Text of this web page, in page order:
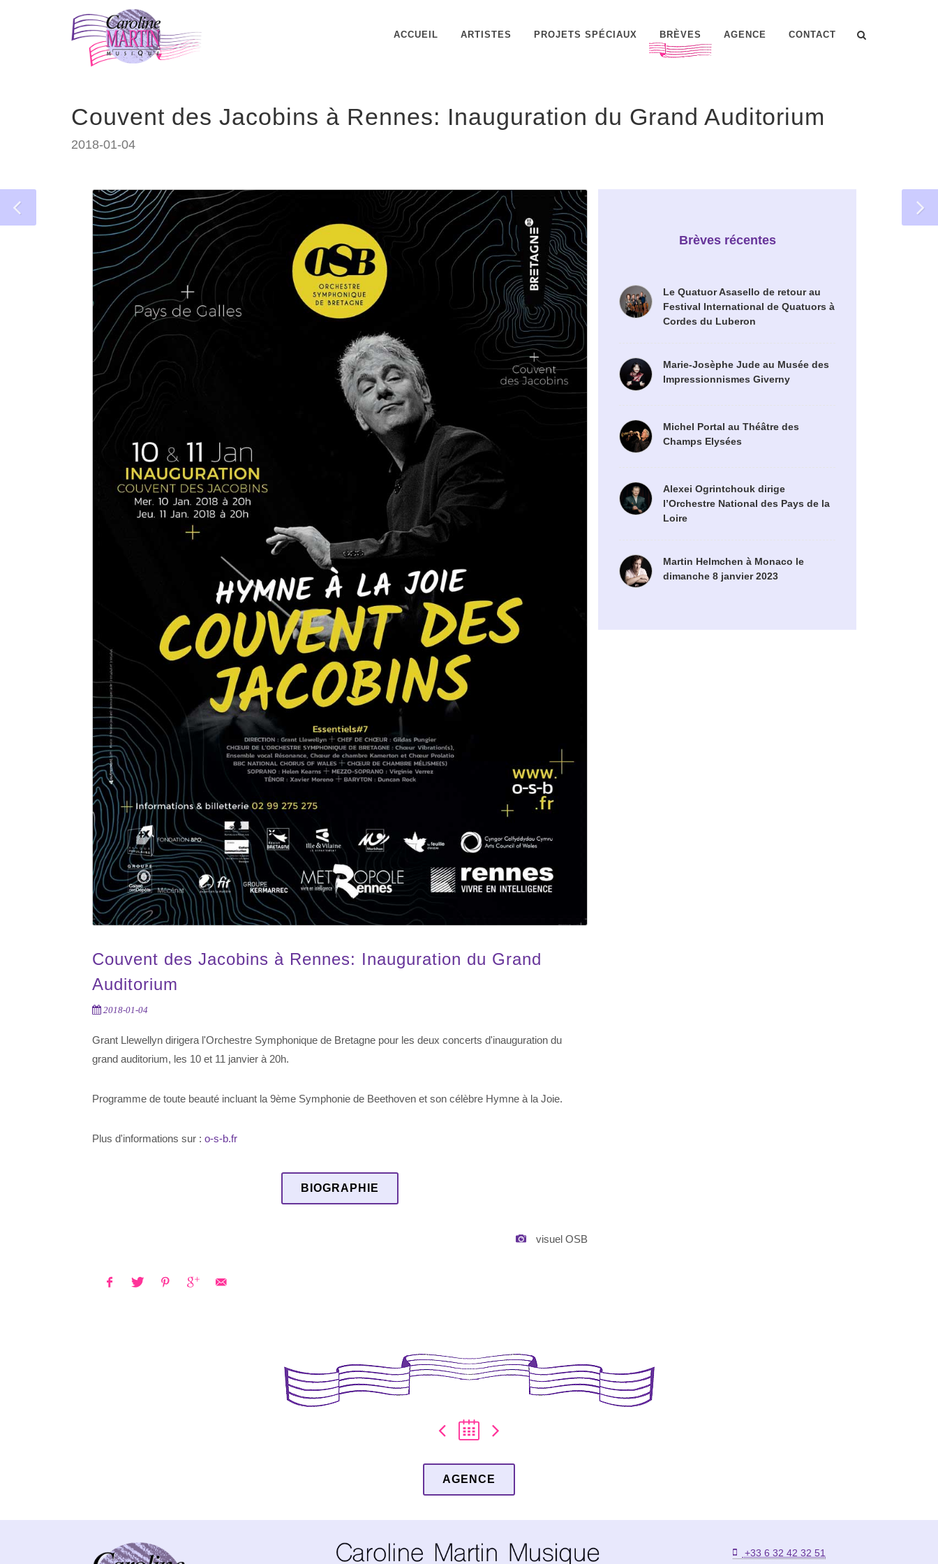
ACCUEIL ARTISTES PROJETS SPÉCIAUX BRÈVES AGENCE CONTACT
Couvent des Jacobins à Rennes: Inauguration du Grand Auditorium
2018-01-04
Couvent des Jacobins à Rennes: Inauguration du Grand
Auditorium
2018-01-04
Grant Llewellyn dirigera l'Orchestre Symphonique de Bretagne pour les deux concerts d'inauguration du
grand auditorium, les 10 et 11 janvier à 20h.
Programme de toute beauté incluant la 9ème Symphonie de Beethoven et son célèbre Hymne à la Joie.
Plus d'informations sur : o-s-b.fr
BIOGRAPHIE
visuel OSB
Brèves récentes
Le Quatuor Asasello de retour au
Festival International de Quatuors à
Cordes du Luberon
Marie-Josèphe Jude au Musée des
Impressionnismes Giverny
Michel Portal au Théâtre des
Champs Elysées
Alexei Ogrintchouk dirige
l’Orchestre National des Pays de la
Loire
Martin Helmchen à Monaco le
dimanche 8 janvier 2023
AGENCE
+33 6 32 42 32 51